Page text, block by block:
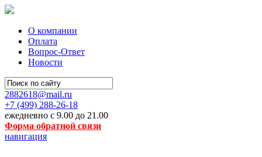
О компании
Оплата
Вопрос-Ответ
Новости
2882618@mail.ru
+7 (499) 288-26-18
ежедневно с 9.00 до 21.00
Форма обратной связи
навигация